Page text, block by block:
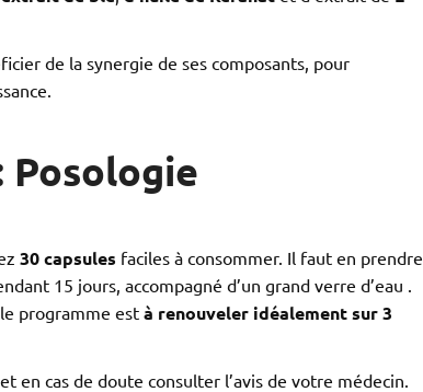
de la synergie de ses composants, pour
Posologie
30 capsules faciles à consommer. Il faut en prendre
15 jours, accompagné d’un grand verre d’eau .
programme est à renouveler idéalement sur 3
en cas de doute consulter l’avis de votre médecin.